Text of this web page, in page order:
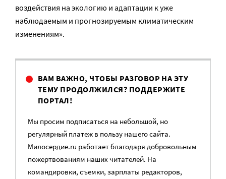
воздействия на экологию и адаптации к уже
наблюдаемым и прогнозируемым климатическим
изменениям».
ВАМ ВАЖНО, ЧТОБЫ РАЗГОВОР НА ЭТУ
ТЕМУ ПРОДОЛЖИЛСЯ? ПОДДЕРЖИТЕ
ПОРТАЛ!
Мы просим подписаться на небольшой, но
регулярный платеж в пользу нашего сайта.
Милосердие.ru работает благодаря добровольным
пожертвованиям наших читателей. На
командировки, съемки, зарплаты редакторов,